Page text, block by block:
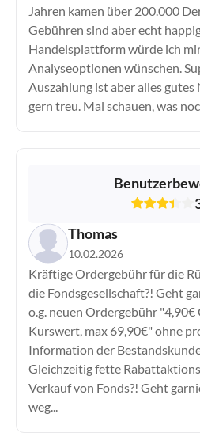
AMP Futures
AvaFutures
AvaTrade
Capital.com
CMC Markets
Comdirect
Consorsbank
Degiro
Deriv
Deutsche Bank
DKB
eToro
Finanzen.net
Vergleiche
Jahren kamen über 200.000
Gebühren sind aber echt
Handelsplattform würde ich
Analyseoptionen wünschen.
Auszahlung ist aber alles gutes
gern treu. Mal schauen, was
Thomas
10.02.2026
Kräftige Ordergebühr für die
die Fondsgesellschaft?! Geht
o.g. neuen Ordergebühr
Kurswert, max 69,90€" ohne
Information der
Gleichzeitig fette
Verkauf von Fonds?! Geht
weg...